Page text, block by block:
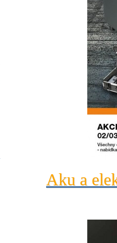
Aku a